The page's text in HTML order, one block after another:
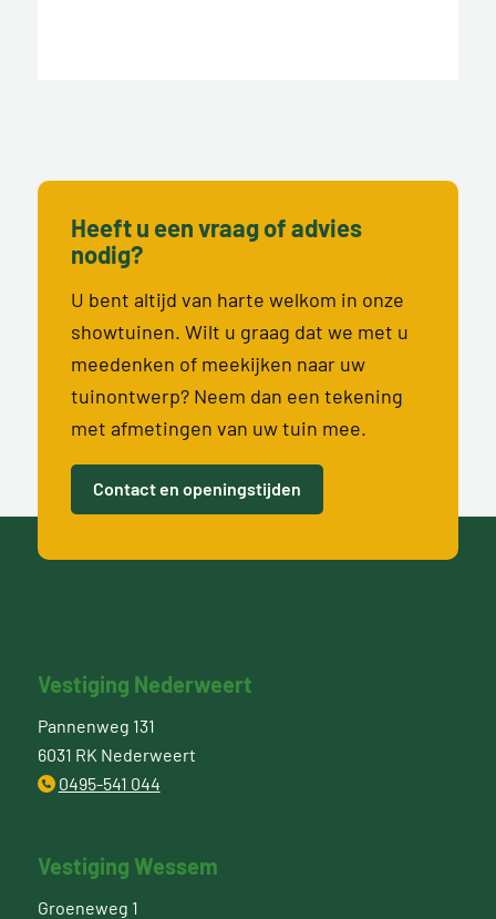
Heeft u een vraag of advies
nodig?
U bent altijd van harte welkom in onze
showtuinen. Wilt u graag dat we met u
meedenken of meekijken naar uw
tuinontwerp? Neem dan een tekening
met afmetingen van uw tuin mee.
Contact en openingstijden
Vestiging Nederweert
Pannenweg 131
6031 RK Nederweert
0495-541 044
Vestiging Wessem
Groeneweg 1